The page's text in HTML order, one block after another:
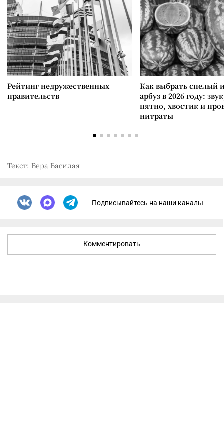
Рейтинг недружественных
правительств
Как выбрать спелый
арбуз в 2026 году:
пятно, хвостик и
нитраты
Текст: Вера Басилая
Подписывайтесь на наши каналы
Комментировать